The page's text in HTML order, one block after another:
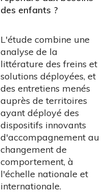
des enfants ?
L'étude combine une
analyse de la
littérature des freins et
solutions déployées, et
des entretiens menés
auprès de territoires
ayant déployé des
dispositifs innovants
d'accompagnement au
changement de
comportement, à
l'échelle nationale et
internationale.